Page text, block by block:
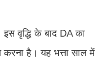
वृद्धि के बाद DA का
है। यह भत्ता साल में